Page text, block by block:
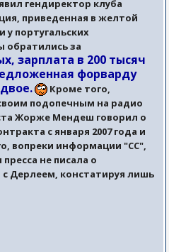
гендиректор клуба
приведенная в желтой
у португальских
обратились за
зарплата в 200 тысяч
форварду
Кроме того,
подопечным на радио
Жорже Мендеш говорил о
с января 2007 года и
вопреки информации "СС",
не писала о
Дерлеем, констатируя лишь